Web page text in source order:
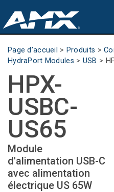
Produits
Partners
Où acheter
Formation
Support
À propos de
Page d’accueil > Produits >
HydraPort Modules > USB >
HPX-
USBC-
US65
Module
d'alimentation USB-C
avec alimentation
électrique US 65W